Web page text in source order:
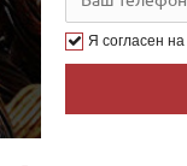
Я согласен на